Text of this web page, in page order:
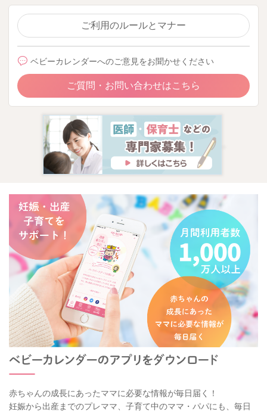
オートミール＋無糖ヨーグルト＋果物
飲み物には、牛乳・豆乳を加えたノンカフェインのカフェオレ
などダイエット甘味料を加える）なども良いと思います。
色々と書きましたが、えりさんが無理なくできそうなことから
ぜひ実践してみてくださいね。
どうぞよろしくお願いいたします。
2022/3/7 9:35
ご利用のルールとマナー
ベビーカレンダーへのご意見をお聞かせください
ご質問・お問い合わせはこちら
赤ちゃんの成長にあったママに必要な情報が毎日届く！
妊娠から出産までのプレママ、子育て中のママ・パパにも、毎日